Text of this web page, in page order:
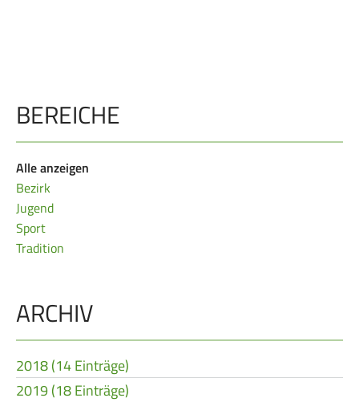
BEREICHE
Alle anzeigen
Bezirk
Jugend
Sport
Tradition
ARCHIV
2018 (14 Einträge)
2019 (18 Einträge)
Frauen Ü40
Navigation
überspringen